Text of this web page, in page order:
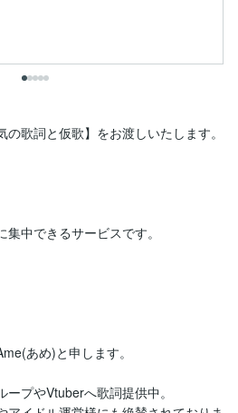
の歌詞と仮歌】をお渡しいたします。
中できるサービスです。
あめ)と申します。
プやVtuberへ歌詞提供中。